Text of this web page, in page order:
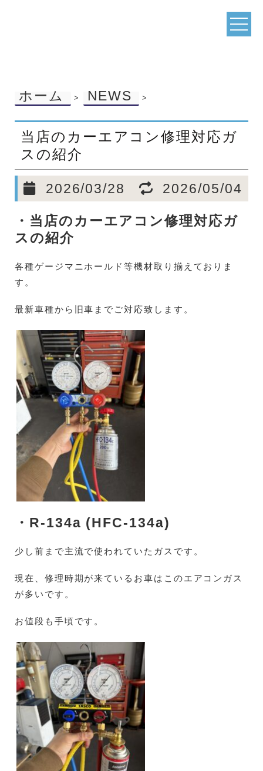
ホーム > NEWS >
当店のカーエアコン修理対応ガ
スの紹介
2026/03/28 2026/05/04
・当店のカーエアコン修理対応ガ
スの紹介
各種ゲージマニホールド等機材取り揃えておりま
す。
最新車種から旧車までご対応致します。
・R-134a (HFC-134a)
少し前まで主流で使われていたガスです。
現在、修理時期が来ているお車はこのエアコンガス
が多いです。
お値段も手頃です。